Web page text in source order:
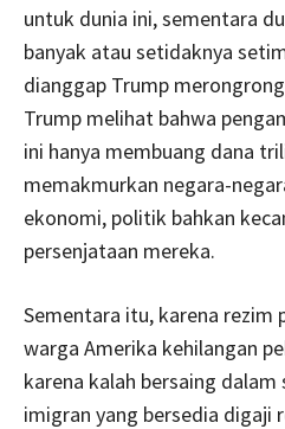
untuk dunia ini, sementara
banyak atau setidaknya
dianggap Trump
Trump melihat bahwa
ini hanya membuang dana
memakmurkan negara-
ekonomi, politik bahkan
persenjataan mereka.
Sementara itu, karena rezim
warga Amerika kehilangan
karena kalah bersaing dalam
imigran yang bersedia digaji